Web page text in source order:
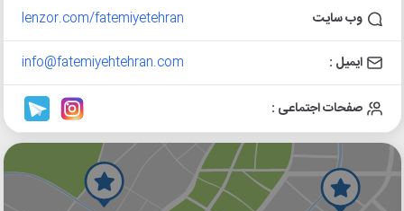
وب سایت lenzor.com/fatemiyetehran
ایمیل : info@fatemiyehtehran.com
صفحات اجتماعی :